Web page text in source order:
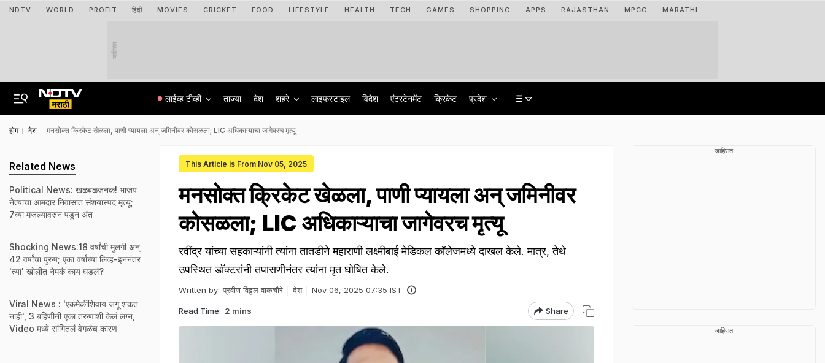
NDTV WORLD PROFIT हिंदी MOVIES CRICKET FOOD LIFESTYLE HEALTH TECH GAMES SHOPPING APPS RAJASTHAN MPCG MARATHI
जाहिरात
लाईव्ह टीव्ही ताज्या देश शहरे लाइफस्टाइल विदेश एंटरटेनमेंट क्रिकेट प्रदेश
होम देश मनसोक्त क्रिकेट खेळला, पाणी प्यायला अन् जमिनीवर कोसळला; LIC अधिकाऱ्याचा जागेवरच मृत्यू
This Article is From Nov 05, 2025
मनसोक्त क्रिकेट खेळला, पाणी प्यायला अन् जमिनीवर
कोसळला; LIC अधिकाऱ्याचा जागेवरच मृत्यू
रवींद्र यांच्या सहकाऱ्यांनी त्यांना तातडीने महाराणी लक्ष्मीबाई मेडिकल कॉलेजमध्ये दाखल केले. मात्र, तेथे
उपस्थित डॉक्टरांनी तपासणीनंतर त्यांना मृत घोषित केले.
Written by: प्रवीण विठ्ठल वाकचौरे देश Nov 06, 2025 07:35 IST
Read Time: 2 mins Share
Related News
Political News: खळबळजनक! भाजप
नेत्याचा आमदार निवासात संशयास्पद मृत्यू;
7व्या मजल्यावरुन पडून अंत
Shocking News:18 वर्षांची मुलगी अन्
42 वर्षांचा पुरुष; एका वर्षाच्या लिव्ह-इननंतर
'त्या' खोलीत नेमकं काय घडलं?
Viral News : 'एकमेकींशिवाय जगू शकत
नाही', 3 बहि‍णींनी एका तरुणाशी केलं लग्न,
Video मध्ये सांगितलं वेगळंच कारण
जाहिरात
जाहिरात